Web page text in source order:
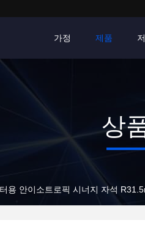
가정 제품
상
용 안이소트로픽 시너지 자석